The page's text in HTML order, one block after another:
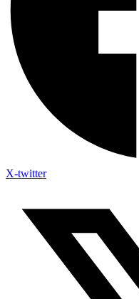
X-twitter